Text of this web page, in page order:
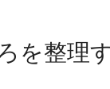
を整理